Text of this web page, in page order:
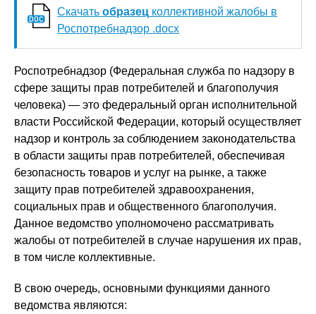
Скачать образец коллективной жалобы в
Роспотребнадзор .docx
Роспотребнадзор (Федеральная служба по надзору в
сфере защиты прав потребителей и благополучия
человека) — это федеральный орган исполнительной
власти Российской Федерации, который осуществляет
надзор и контроль за соблюдением законодательства
в области защиты прав потребителей, обеспечивая
безопасность товаров и услуг на рынке, а также
защиту прав потребителей здравоохранения,
социальных прав и общественного благополучия.
Данное ведомство уполномочено рассматривать
жалобы от потребителей в случае нарушения их прав,
в том числе коллективные.
В свою очередь, основными функциями данного
ведомства являются: